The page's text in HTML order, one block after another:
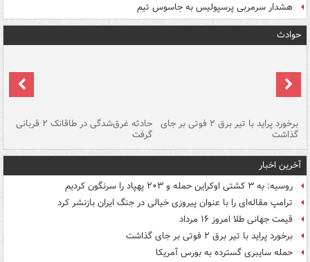
هشدار سرمربی پرسپولیس به جاسوس تیم
حوادث
برخورد پراید با تیر برق ۲ فوتی بر جای
گذاشت
حادثه غرق‌شدگی در طاقانک ۲ قربانی
گرفت
آخرین اخبار
روسیه: به ۳ کشتی اوکراین حمله و ۲۰۳ پهپاد را سرنگون کردیم
ترامپ مقاله‌ای را با عنوان پیروزی خیالی در جنگ ایران بازنشر کرد
قیمت جهانی طلا امروز ۱۶ مرداد
برخورد پراید با تیر برق ۲ فوتی بر جای گذاشت
حمله سایبری گسترده به بورس آمریکا